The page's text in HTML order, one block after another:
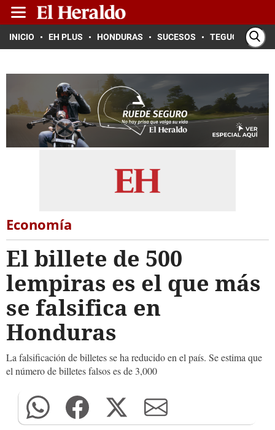
INICIO EH PLUS HONDURAS SUCESOS TEGUCIGALPA
Economía
El billete de 500
lempiras es el que más
se falsifica en
Honduras
La falsificación de billetes se ha reducido en el país. Se estima que
el número de billetes falsos es de 3,000